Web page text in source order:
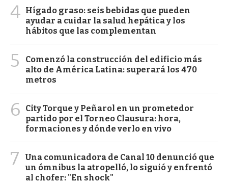
4 Hígado graso: seis bebidas que pueden
ayudar a cuidar la salud hepática y los
hábitos que las complementan
5
Comenzó la construcción del edificio más
alto de América Latina: superará los 470
metros
6
City Torque y Peñarol en un prometedor
partido por el Torneo Clausura: hora,
formaciones y dónde verlo en vivo
7
Una comunicadora de Canal 10 denunció que
un ómnibus la atropelló, lo siguió y enfrentó
al chofer: "En shock"